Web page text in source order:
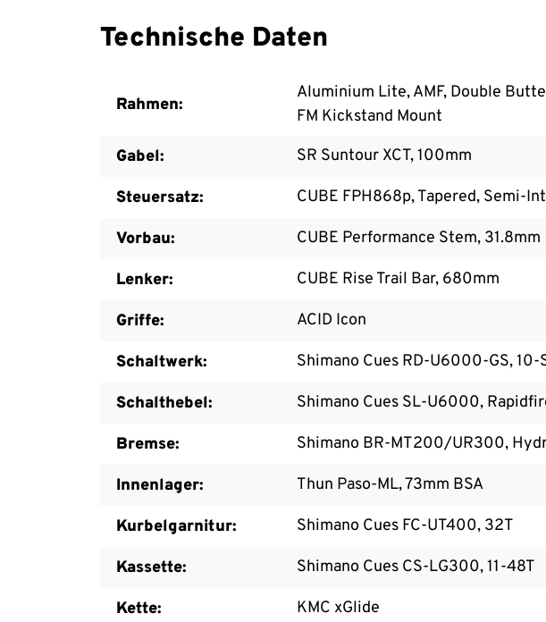
Technische Daten
Rahmen:
Aluminium Lite, AMF, Double
FM Kickstand Mount
Gabel:
SR Suntour XCT, 100mm
Steuersatz: CUBE FPH868p, Tapered, Semi-
Vorbau: CUBE Performance Stem, 31.8mm
Lenker: CUBE Rise Trail Bar, 680mm
Griffe: ACID Icon
Schaltwerk: Shimano Cues RD-U6000-GS, 10-
Schalthebel: Shimano Cues SL-U6000,
Bremse: Shimano BR-MT200/UR300,
Innenlager: Thun Paso-ML, 73mm BSA
Kurbelgarnitur: Shimano Cues FC-UT400, 32T
Kassette: Shimano Cues CS-LG300, 11-48T
Kette: KMC xGlide